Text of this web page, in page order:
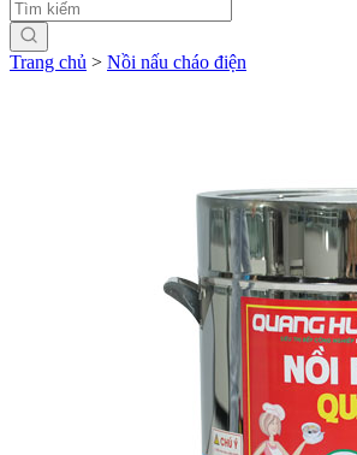
Trang chủ > Nồi nấu cháo điện